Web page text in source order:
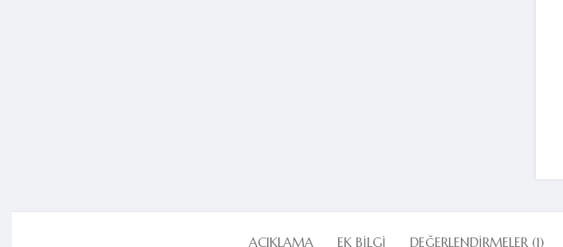
AÇIKLAMA EK BILGI DEĞERLENDIRMELER (1)